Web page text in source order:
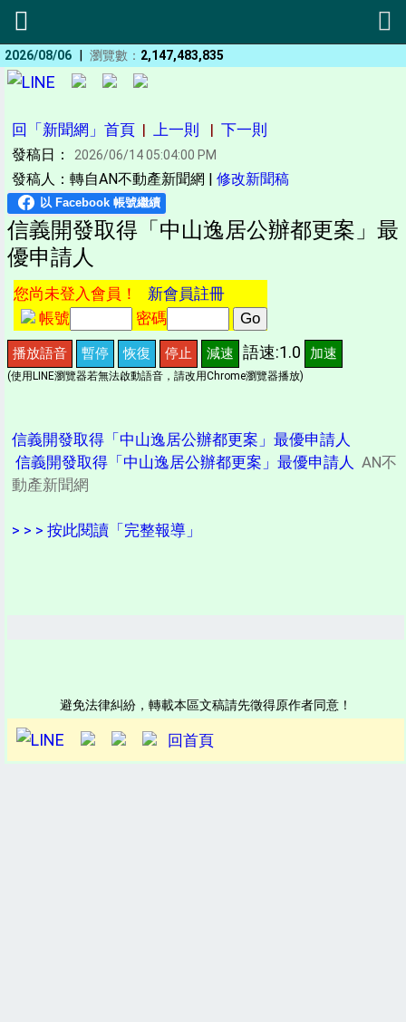
2026/08/06 | 瀏覽數： 2,147,483,835
回「新聞網」首頁 | 上一則 | 下一則
發稿日： 2026/06/14 05:04:00 PM
發稿人：轉自AN不動產新聞網 | 修改新聞稿
信義開發取得「中山逸居公辦都更案」最
優申請人
您尚未登入會員！ 新會員註冊
帳號
密碼
播放語音 暫停 恢復 停止 減速 語速:1.0 加速
(使用LINE瀏覽器若無法啟動語音，請改用Chrome瀏覽器播放)
信義開發取得「中山逸居公辦都更案」最優申請人
信義開發取得「中山逸居公辦都更案」最優申請人 AN不
動產新聞網
> > > 按此閱讀「完整報導」
避免法律糾紛，轉載本區文稿請先徵得原作者同意！
回首頁